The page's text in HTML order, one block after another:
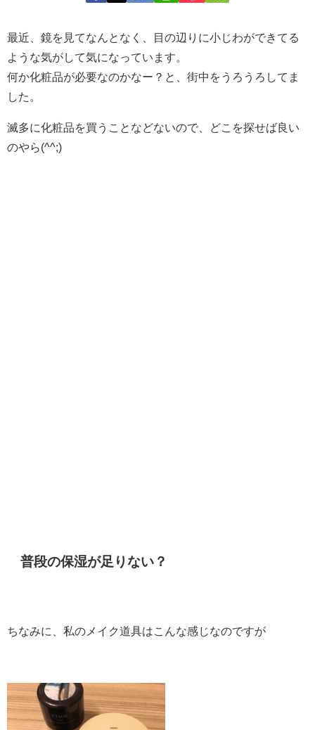
最近、鏡を見てなんとなく、目の辺りに小じわができてる
ような気がして気になっています。
何か化粧品が必要なのかなー？と、街中をうろうろしてま
した。
滅多に化粧品を買うことなどないので、どこを探せば良い
のやら(^^;)
普段の保湿が足りない？
ちなみに、私のメイク道具はこんな感じなのですが